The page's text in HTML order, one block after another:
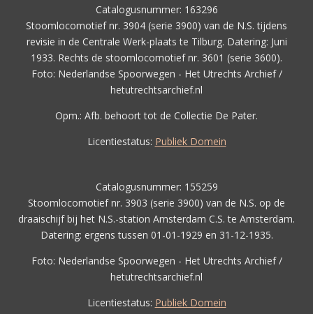
Catalogusnummer: 163296
Stoomlocomotief nr. 3904 (serie 3900) van de N.S. tijdens
revisie in de Centrale Werk-plaats te Tilburg. Datering: Juni
1933. Rechts de stoomlocomotief nr. 3601 (serie 3600).
Foto: Nederlandse Spoorwegen - Het Utrechts Archief /
hetutrechtsarchief.nl
Opm.: Afb. behoort tot de Collectie De Pater.
Licentiestatus: Publiek Domein
Catalogusnummer: 155259
Stoomlocomotief nr. 3903 (serie 3900) van de N.S. op de
draaischijf bij het N.S.-station Amsterdam C.S. te Amsterdam.
Datering: ergens tussen 01-01-1929 en 31-12-1935.
Foto: Nederlandse Spoorwegen - Het Utrechts Archief /
hetutrechtsarchief.nl
Licentiestatus: Publiek Domein